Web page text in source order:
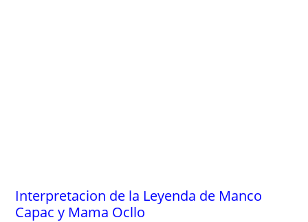
Interpretacion de la Leyenda de Manco
Capac y Mama Ocllo